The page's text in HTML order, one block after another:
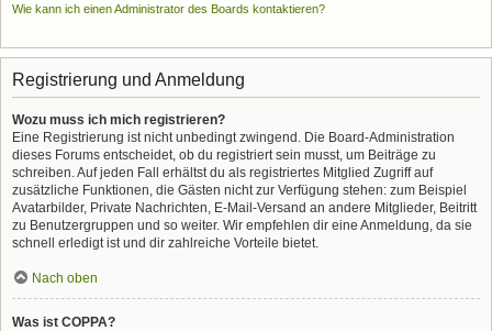
Wie kann ich einen Administrator des Boards kontaktieren?
Registrierung und Anmeldung
Wozu muss ich mich registrieren?
Eine Registrierung ist nicht unbedingt zwingend. Die Board-Administration
dieses Forums entscheidet, ob du registriert sein musst, um Beiträge zu
schreiben. Auf jeden Fall erhältst du als registriertes Mitglied Zugriff auf
zusätzliche Funktionen, die Gästen nicht zur Verfügung stehen: zum Beispiel
Avatarbilder, Private Nachrichten, E-Mail-Versand an andere Mitglieder, Beitritt
zu Benutzergruppen und so weiter. Wir empfehlen dir eine Anmeldung, da sie
schnell erledigt ist und dir zahlreiche Vorteile bietet.
Nach oben
Was ist COPPA?